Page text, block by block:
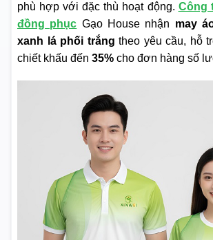
phù hợp với đặc thù hoạt động. Công
đồng phục Gạo House nhận may
xanh lá phối trắng theo yêu cầu, hỗ
chiết khấu đến 35% cho đơn hàng số